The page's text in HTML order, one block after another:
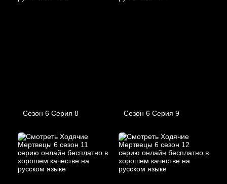
Сезон 6 Серия 8 Сезон 6 Серия 9